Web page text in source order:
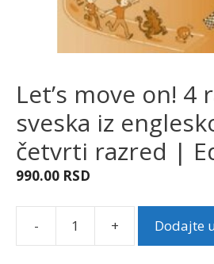
Let’s move on! 4
sveska iz
četvrti razred |
990.00 RSD
-
Let's
+ Dodajte